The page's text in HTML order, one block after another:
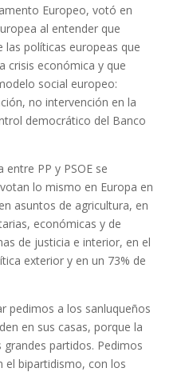
Europeo, votó en
al entender que
las políticas europeas que
crisis económica y que
social europeo:
no intervención en la
democrático del Banco
PP y PSOE se
lo mismo en Europa en
asuntos de agricultura, en
económicas y de
de justicia e interior, en el
exterior y en un 73% de
pedimos a los sanluqueños
en sus casas, porque la
partidos. Pedimos
el bipartidismo, con los